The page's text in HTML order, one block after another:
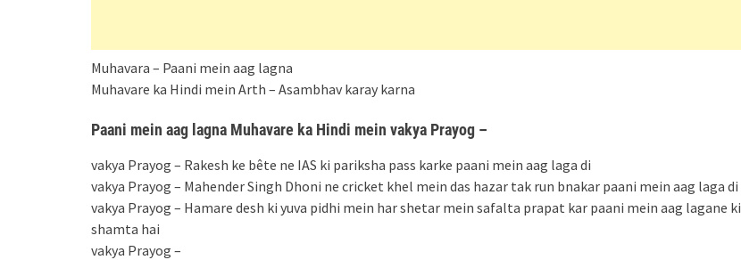
Muhavara – Paani mein aag lagna
Muhavare ka Hindi mein Arth – Asambhav karay karna
Paani mein aag lagna Muhavare ka Hindi mein vakya Prayog –
vakya Prayog – Rakesh ke bête ne IAS ki pariksha pass karke paani mein aag laga di
vakya Prayog – Mahender Singh Dhoni ne cricket khel mein das hazar tak run bnakar paani mein aag laga di
vakya Prayog – Hamare desh ki yuva pidhi mein har shetar mein safalta prapat kar paani mein aag lagane ki
shamta hai
vakya Prayog –